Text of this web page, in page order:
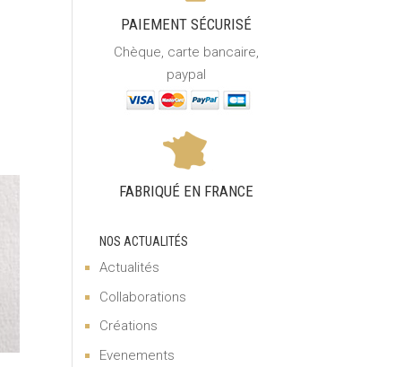
PAIEMENT SÉCURISÉ
Chèque, carte bancaire,
paypal
FABRIQUÉ EN FRANCE
NOS ACTUALITÉS
Actualités
Collaborations
Créations
Evenements